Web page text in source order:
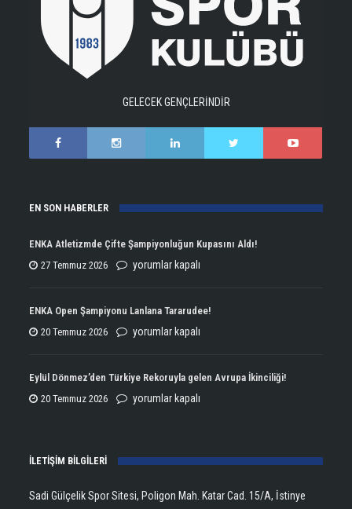
GELECEK GENÇLERİNDİR
EN SON HABERLER
ENKA Atletizmde Çifte Şampiyonluğun Kupasını Aldı!
27 Temmuz 2026
ENKA
Çifte
Şampiyonluğun
yorumlar kapalı
ENKA Open Şampiyonu Lanlana Tararudee!
20 Temmuz 2026
ENKA
Şampiyonu
Lanlana
yorumlar kapalı
Eylül Dönmez’den Türkiye Rekoruyla gelen Avrupa İkinciliği!
20 Temmuz 2026
Eylül
Rekoruyla
Avrupa
yorumlar kapalı
İLETİŞİM BİLGİLERİ
Sadi Gülçelik Spor Sitesi, Poligon Mah. Katar Cad. 15/A, İstinye